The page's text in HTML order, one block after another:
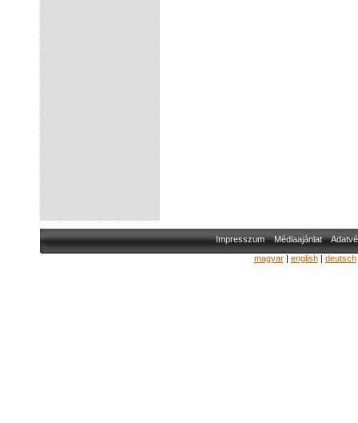
Impresszum Médiaajánlat
magyar| english| deutsch